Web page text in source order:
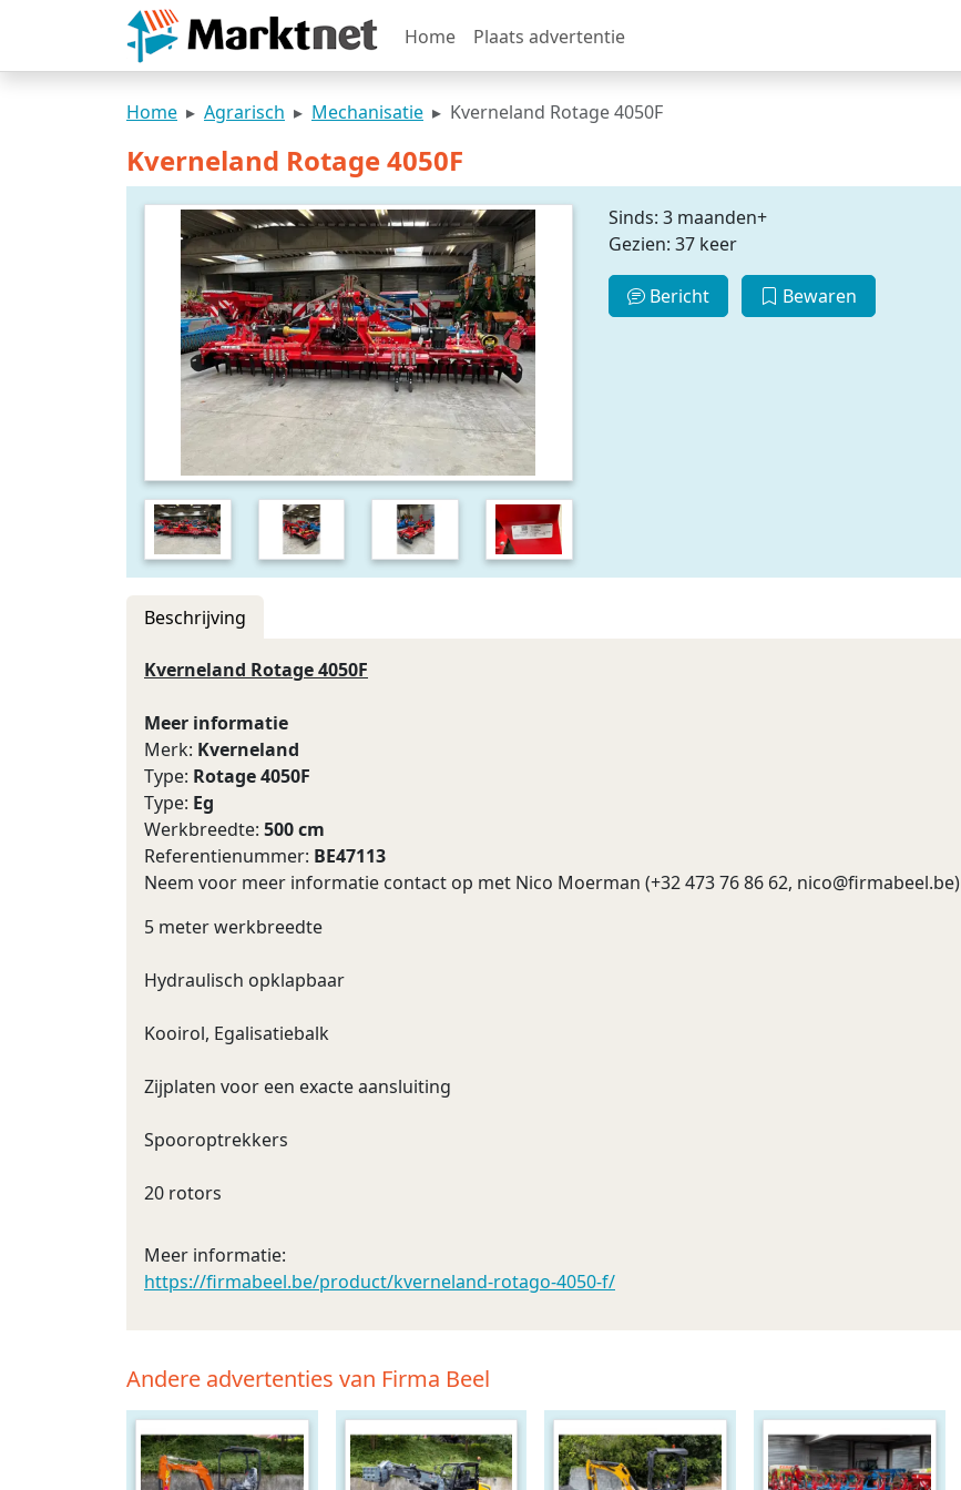
Home Plaats advertentie
Home Agrarisch Mechanisatie Kverneland Rotage 4050F
Kverneland Rotage 4050F
Sinds: 3 maanden+
Gezien: 37 keer
Bericht Bewaren
Beschrijving
Kverneland Rotage 4050F
Meer informatie
Merk: Kverneland
Type: Rotage 4050F
Type: Eg
Werkbreedte: 500 cm
Referentienummer: BE47113
Neem voor meer informatie contact op met Nico Moerman (+32 473 76 86 62, nico@firmabeel.be)
5 meter werkbreedte
Hydraulisch opklapbaar
Kooirol, Egalisatiebalk
Zijplaten voor een exacte aansluiting
Spooroptrekkers
20 rotors
Meer informatie:
https://firmabeel.be/product/kverneland-rotago-4050-f/
Andere advertenties van Firma Beel